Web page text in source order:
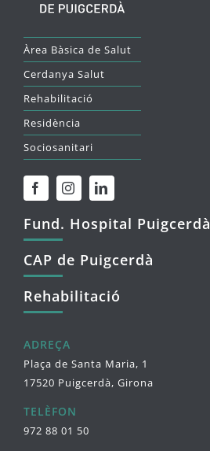
Àrea Bàsica de Salut
Cerdanya Salut
Rehabilitació
Residència
Sociosanitari
Fund. Hospital Puigcerdà
CAP de Puigcerdà
Rehabilitació
ADREÇA
Plaça de Santa Maria, 1
17520 Puigcerdà, Girona
TELÈFON
972 88 01 50